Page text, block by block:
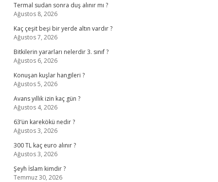
Termal sudan sonra duş alınır mı ?
Ağustos 8, 2026
Kaç çeşit beşi bir yerde altın vardır ?
Ağustos 7, 2026
Bitkilerin yararları nelerdir 3. sınıf ?
Ağustos 6, 2026
Konuşan kuşlar hangileri ?
Ağustos 5, 2026
Avans yıllık izin kaç gün ?
Ağustos 4, 2026
63’ün karekökü nedir ?
Ağustos 3, 2026
300 TL kaç euro alınır ?
Ağustos 3, 2026
Şeyh İslam kimdir ?
Temmuz 30, 2026